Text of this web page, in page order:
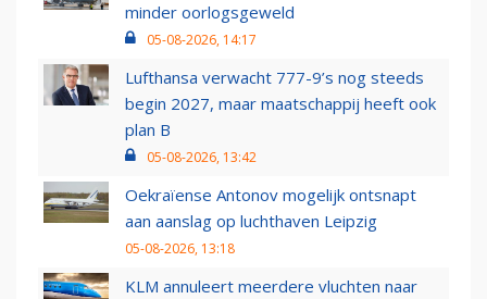
minder oorlogsgeweld
05-08-2026, 14:17
Lufthansa verwacht 777-9’s nog steeds
begin 2027, maar maatschappij heeft ook
plan B
05-08-2026, 13:42
Oekraïense Antonov mogelijk ontsnapt
aan aanslag op luchthaven Leipzig
05-08-2026, 13:18
KLM annuleert meerdere vluchten naar